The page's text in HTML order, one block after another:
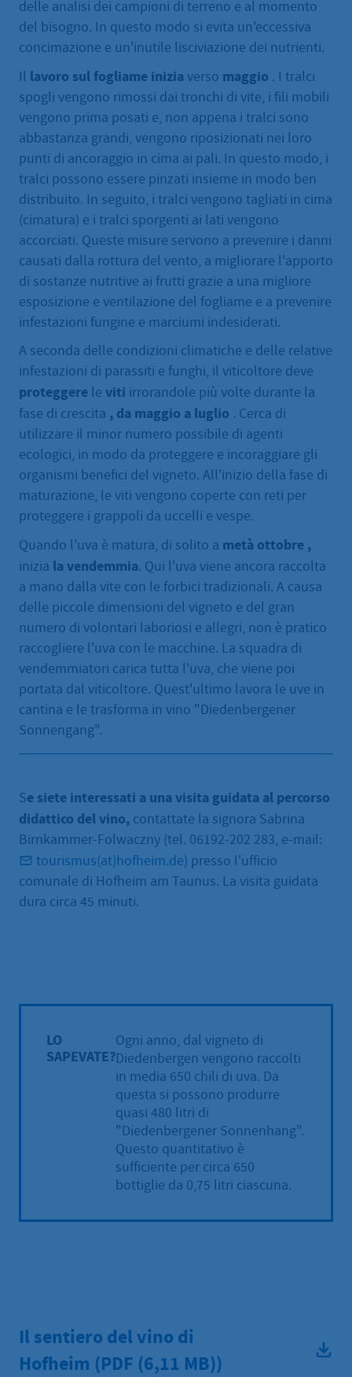
delle analisi dei campioni di terreno e al momento
del bisogno. In questo modo si evita un'eccessiva
concimazione e un'inutile lisciviazione dei nutrienti.
Il lavoro sul fogliame inizia verso maggio . I tralci
spogli vengono rimossi dai tronchi di vite, i fili mobili
vengono prima posati e, non appena i tralci sono
abbastanza grandi, vengono riposizionati nei loro
punti di ancoraggio in cima ai pali. In questo modo, i
tralci possono essere pinzati insieme in modo ben
distribuito. In seguito, i tralci vengono tagliati in cima
(cimatura) e i tralci sporgenti ai lati vengono
accorciati. Queste misure servono a prevenire i danni
causati dalla rottura del vento, a migliorare l'apporto
di sostanze nutritive ai frutti grazie a una migliore
esposizione e ventilazione del fogliame e a prevenire
infestazioni fungine e marciumi indesiderati.
A seconda delle condizioni climatiche e delle relative
infestazioni di parassiti e funghi, il viticoltore deve
proteggere le viti irrorandole più volte durante la
fase di crescita , da maggio a luglio . Cerca di
utilizzare il minor numero possibile di agenti
ecologici, in modo da proteggere e incoraggiare gli
organismi benefici del vigneto. All'inizio della fase di
maturazione, le viti vengono coperte con reti per
proteggere i grappoli da uccelli e vespe.
Quando l'uva è matura, di solito a metà ottobre ,
inizia la vendemmia. Qui l'uva viene ancora raccolta
a mano dalla vite con le forbici tradizionali. A causa
delle piccole dimensioni del vigneto e del gran
numero di volontari laboriosi e allegri, non è pratico
raccogliere l'uva con le macchine. La squadra di
vendemmiatori carica tutta l'uva, che viene poi
portata dal viticoltore. Quest'ultimo lavora le uve in
cantina e le trasforma in vino "Diedenbergener
Sonnengang".
Se siete interessati a una visita guidata al percorso
didattico del vino, contattate la signora Sabrina
Birnkammer-Folwaczny (tel. 06192-202 283, e-mail:
tourismus(at)hofheim.de) presso l'ufficio
comunale di Hofheim am Taunus. La visita guidata
dura circa 45 minuti.
{F:TRANSLATE(KEY: 'HINT.INFORMATION')
LO
SAPEVATE?
Ogni anno, dal vigneto di
Diedenbergen vengono raccolti
in media 650 chili di uva. Da
questa si possono produrre
quasi 480 litri di
"Diedenbergener Sonnenhang".
Questo quantitativo è
sufficiente per circa 650
bottiglie da 0,75 litri ciascuna.
Il sentiero del vino di
Hofheim (PDF (6,11 MB))